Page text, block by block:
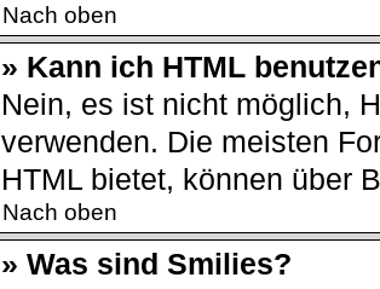
Nach oben
» Kann ich HTML
Nein, es ist nicht möglich,
verwenden. Die meisten
HTML bietet, können über
Nach oben
» Was sind Smilies?